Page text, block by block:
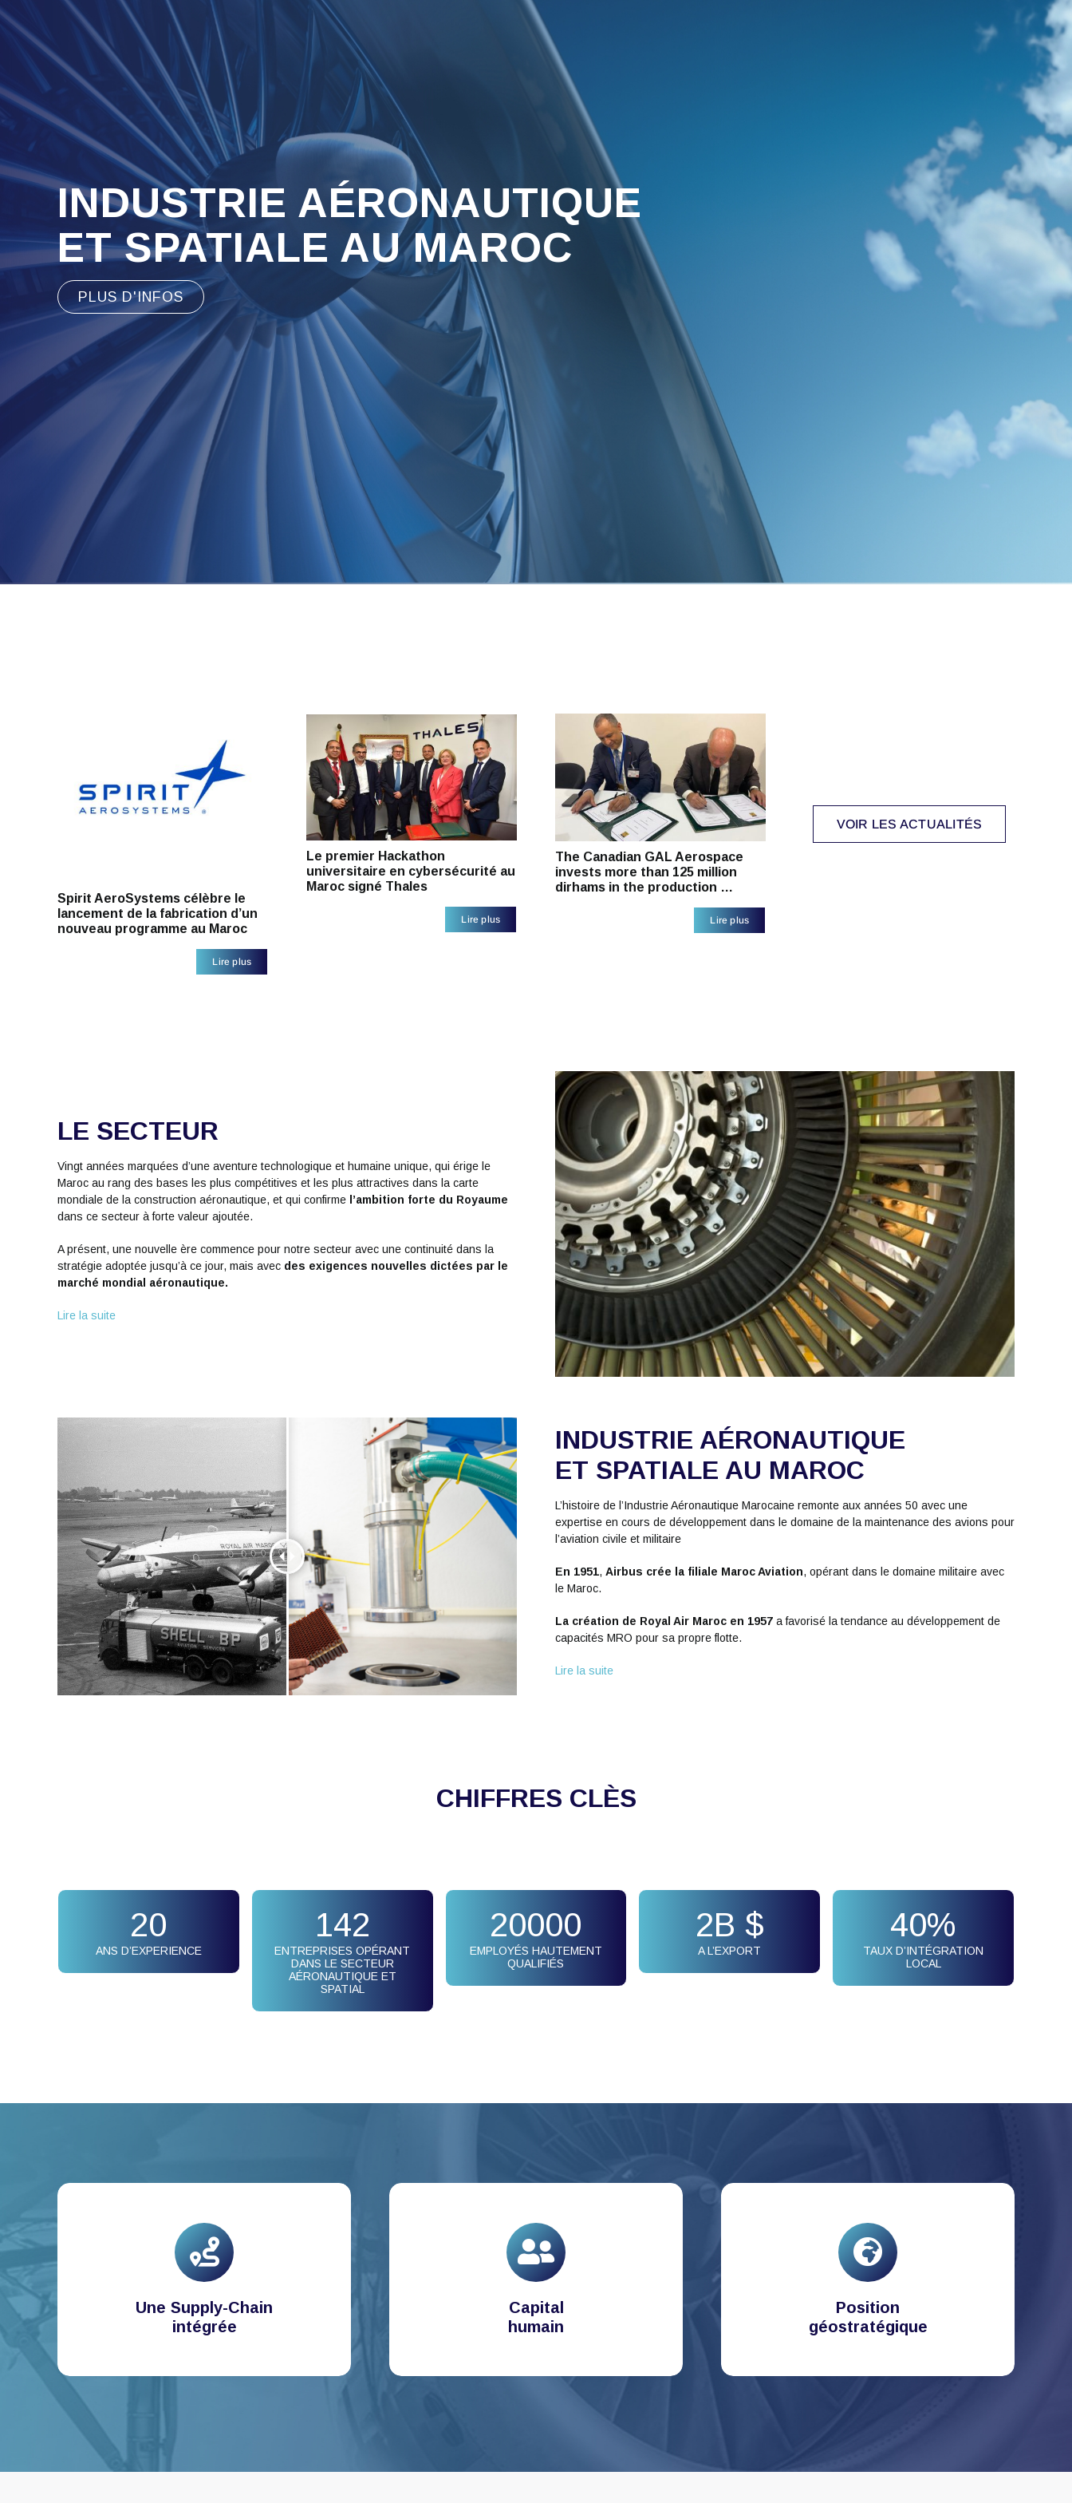
INDUSTRIE AÉRONAUTIQUE
ET SPATIALE AU MAROC
PLUS D'INFOS
Spirit AeroSystems célèbre le
lancement de la fabrication d’un
nouveau programme au Maroc
Lire plus
Le premier Hackathon
universitaire en cybersécurité au
Maroc signé Thales
Lire plus
The Canadian GAL Aerospace
invests more than 125 million
dirhams in the production …
Lire plus
VOIR LES ACTUALITÉS
LE SECTEUR
Vingt années marquées d’une aventure technologique et humaine unique, qui érige le
Maroc au rang des bases les plus compétitives et les plus attractives dans la carte
mondiale de la construction aéronautique, et qui confirme l’ambition forte du Royaume
dans ce secteur à forte valeur ajoutée.
A présent, une nouvelle ère commence pour notre secteur avec une continuité dans la
stratégie adoptée jusqu’à ce jour, mais avec des exigences nouvelles dictées par le
marché mondial aéronautique.
Lire la suite
INDUSTRIE AÉRONAUTIQUE
ET SPATIALE AU MAROC
L’histoire de l’Industrie Aéronautique Marocaine remonte aux années 50 avec une
expertise en cours de développement dans le domaine de la maintenance des avions pour
l’aviation civile et militaire
En 1951, Airbus crée la filiale Maroc Aviation, opérant dans le domaine militaire avec
le Maroc.
La création de Royal Air Maroc en 1957a favorisé la tendance au développement de
capacités MRO pour sa propre flotte.
Lire la suite
CHIFFRES CLÈS
20
ANS D’EXPERIENCE
142
ENTREPRISES OPÉRANT
DANS LE SECTEUR
AÉRONAUTIQUE ET
SPATIAL
20000
EMPLOYÉS HAUTEMENT
QUALIFIÉS
2B $
A L’EXPORT
40%
TAUX D’INTÉGRATION
LOCAL
Une Supply-Chain
intégrée
Capital
humain
Position
géostratégique